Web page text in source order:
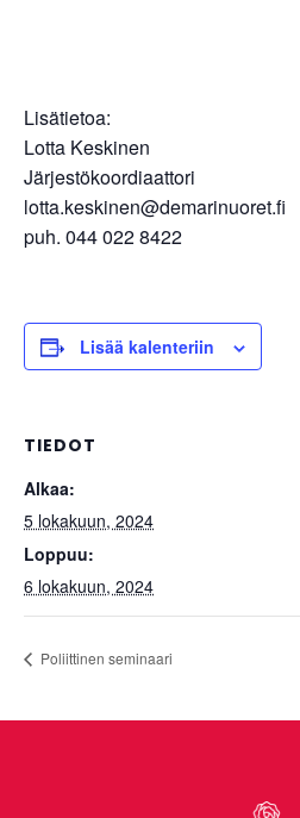
Lisätietoa:
Lotta Keskinen
Järjestökoordiaattori
lotta.keskinen@demarinuoret.fi
puh. 044 022 8422
Lisää kalenteriin
TIEDOT
Alkaa:
5 lokakuun, 2024
Loppuu:
6 lokakuun, 2024
Poliittinen seminaari